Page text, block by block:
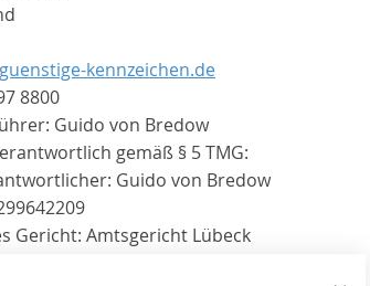
kennzeichen.de
8800
Guido von Bredow
gemäß § 5 TMG:
Guido von Bredow
Gericht: Amtsgericht Lübeck